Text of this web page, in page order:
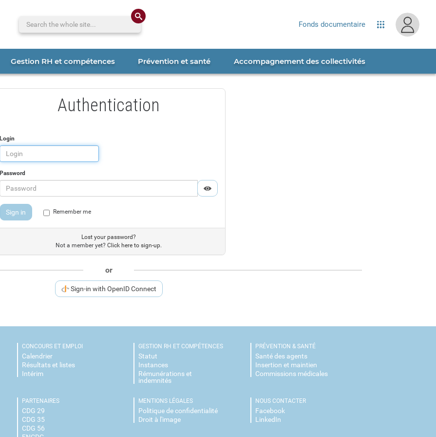
Search the whole site... Fonds documentaire Applications
Gestion RH et compétences Prévention et santé Accompagnement des collectivités
Authentication
Login
Password
Display password
Hide password
Sign in Remember me
Lost your password?
Not a member yet? Click here to sign-up.
or
Sign-in with OpenID Connect
CONCOURS ET EMPLOI
Calendrier
Résultats et listes
Intérim
GESTION RH ET COMPÉTENCES
Statut
Instances
Rémunérations et
indemnités
PRÉVENTION & SANTÉ
Santé des agents
Insertion et maintien
Commissions médicales
PARTENAIRES
CDG 29
CDG 35
CDG 56
MENTIONS LÉGALES
Politique de confidentialité
Droit à l'image
NOUS CONTACTER
Facebook
LinkedIn